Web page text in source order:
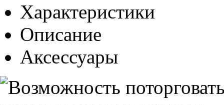
Характеристики
Описание
Аксессуары